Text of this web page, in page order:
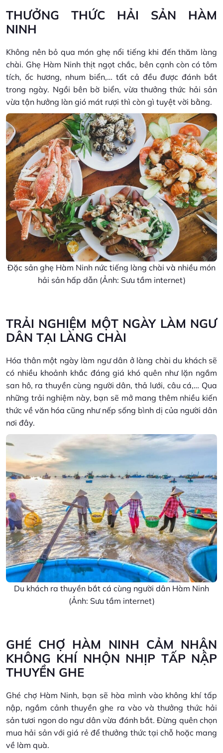
THƯỞNG THỨC HẢI SẢN HÀM
NINH
Không nên bỏ qua món ghẹ nổi tiếng khi đến thăm làng
chài. Ghẹ Hàm Ninh thịt ngọt chắc, bên cạnh còn có tôm
tích, ốc hương, nhum biển,… tất cả đều được đánh bắt
trong ngày. Ngồi bên bờ biển, vừa thưởng thức hải sản
vừa tận hưởng làn gió mát rượi thì còn gì tuyệt vời bằng.
Đặc sản ghẹ Hàm Ninh nức tiếng làng chài và nhiều món
hải sản hấp dẫn (Ảnh: Sưu tầm internet)
TRẢI NGHIỆM MỘT NGÀY LÀM NGƯ
DÂN TẠI LÀNG CHÀI
Hóa thân một ngày làm ngư dân ở làng chài du khách sẽ
có nhiều khoảnh khắc đáng giá khó quên như lặn ngắm
san hô, ra thuyền cùng người dân, thả lưới, câu cá,… Qua
những trải nghiệm này, bạn sẽ mở mang thêm nhiều kiến
thức về văn hóa cũng như nếp sống bình dị của người dân
nơi đây.
Du khách ra thuyền bắt cá cùng người dân Hàm Ninh
(Ảnh: Sưu tầm internet)
GHÉ CHỢ HÀM NINH CẢM NHẬN
KHÔNG KHÍ NHỘN NHỊP TẤP NẬP
THUYỀN GHE
Ghé chợ Hàm Ninh, bạn sẽ hòa mình vào không khí tấp
nập, ngắm cảnh thuyền ghe ra vào và thưởng thức hải
sản tươi ngon do ngư dân vừa đánh bắt. Đừng quên chọn
mua hải sản với giá rẻ để thưởng thức tại chỗ hoặc mang
về làm quà.